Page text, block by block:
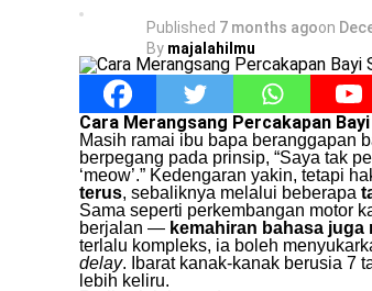
Published 7 months agoon
By majalahilmu
Cara Merangsang Percakapan
Masih ramai ibu bapa beranggapan
berpegang pada prinsip, “Saya tak
‘meow’.” Kedengaran yakin, tetapi
terus, sebaliknya melalui beberapa
Sama seperti perkembangan motor
berjalan — kemahiran bahasa
terlalu kompleks, ia boleh
delay. Ibarat kanak-kanak berusia 7
lebih keliru.